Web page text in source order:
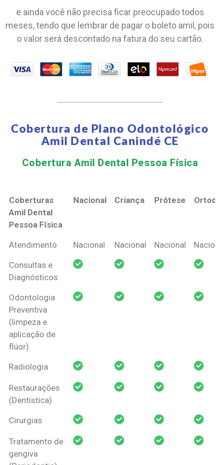
e ainda você não precisa ficar preocupado todos
meses, tendo que lembrar de pagar o boleto amil, pois
o valor será descontado na fatura do seu cartão.
Cobertura de Plano Odontológico
Amil Dental Canindé CE
Cobertura Amil Dental Pessoa Física​
Coberturas
Amil Dental
Pessoa Física
Nacional Criança Prótese
Coberturas
Pessoa Física
Nacional Criança Prótese
Atendimento Nacional Nacional Nacional
Consultas e
Diagnósticos
Odontologia
Preventiva
(limpeza e
aplicação de
flúor)
Radiologia
Restaurações
(Dentística)
Cirurgias
Tratamento de
gengiva